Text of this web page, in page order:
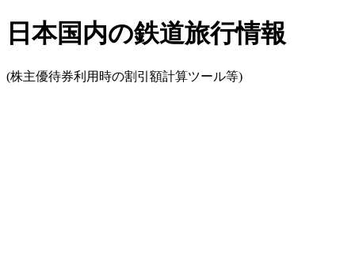
日本国内の鉄道旅行情報
(株主優待券利用時の割引額計算ツール等)